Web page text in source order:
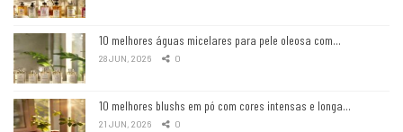
10 melhores águas micelares para pele oleosa com…
28 JUN, 2026 0
10 melhores blushs em pó com cores intensas e longa…
21 JUN, 2026 0